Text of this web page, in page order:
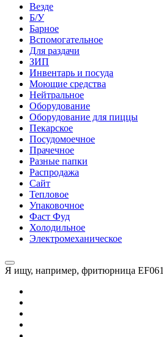
Везде
Б/У
Барное
Вспомогательное
Для раздачи
ЗИП
Инвентарь и посуда
Моющие средства
Нейтральное
Оборудование
Оборудование для пиццы
Пекарское
Посудомоечное
Прачечное
Разные папки
Распродажа
Сайт
Тепловое
Упаковочное
Фаст Фуд
Холодильное
Электромеханическое
Я ищу, например, фритюрница EF061